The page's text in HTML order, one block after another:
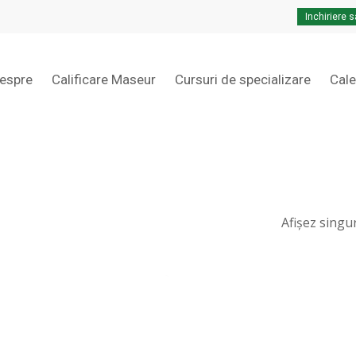
Inchiriere
Calificare Maseur Cursuri de specializare
Close
Afișez